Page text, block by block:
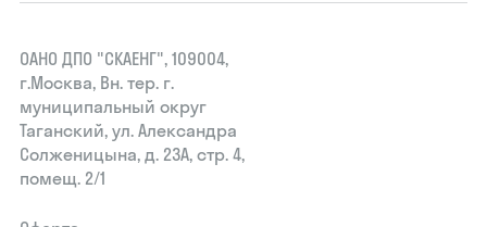
ОАНО ДПО "СКАЕНГ", 109004,
г.Москва, Вн. тер. г.
муниципальный округ
Таганский, ул. Александра
Солженицына, д. 23А, стр. 4,
помещ. 2/1